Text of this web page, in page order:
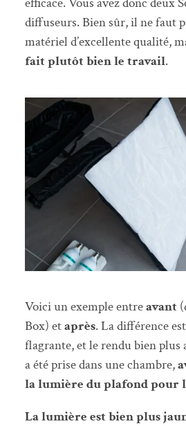
diffuseurs. Bien sûr, il ne faut
matériel d’excellente qualité,
fait plutôt bien le travail.
Voici un exemple entreavant
Box) etaprès. La différence
flagrante, et le rendu bien plus
a été prise dans une chambre,
la lumière du plafond pour
La lumière est bien plus